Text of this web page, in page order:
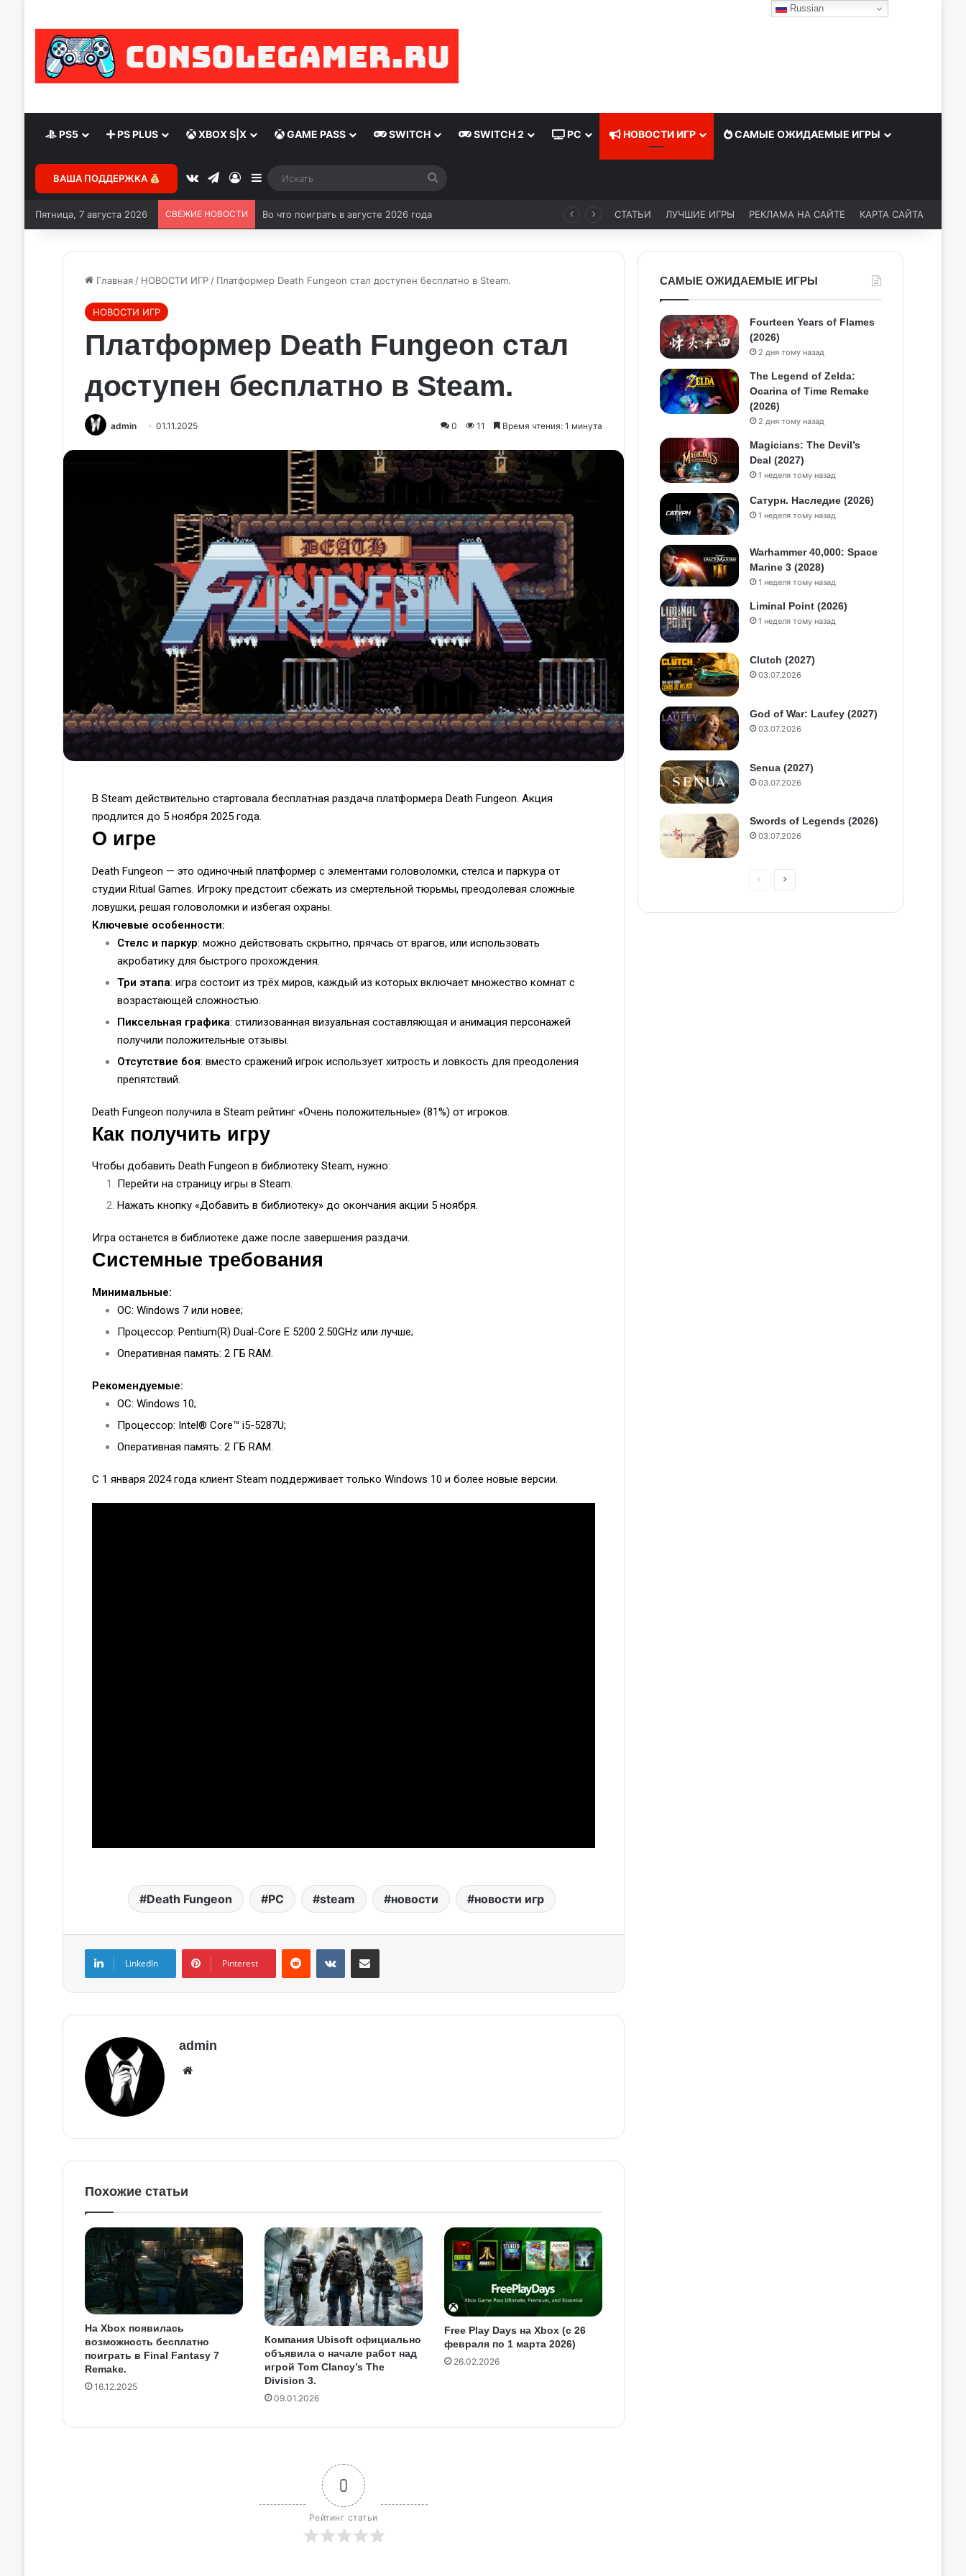
PS5 PS PLUS XBOX S|X GAME PASS SWITCH SWITCH 2 PC НОВОСТИ ИГР САМЫЕ ОЖИДАЕМЫЕ ИГРЫ
ВАША ПОДДЕРЖКА
Пятница, 7 августа 2026 СВЕЖИЕ НОВОСТИ СТАТЬИ ЛУЧШИЕ ИГРЫ РЕКЛАМА НА САЙТЕ КАРТА САЙТА
Главная / НОВОСТИ ИГР / Платформер Death Fungeon стал доступен бесплатно в Steam.
НОВОСТИ ИГР
Платформер Death Fungeon стал
доступен бесплатно в Steam.
admin 01.11.2025 0 11 Время чтения: 1 минута
В Steam действительно стартовала бесплатная раздача платформера Death Fungeon. Акция
продлится до 5 ноября 2025 года.
О игре
Death Fungeon — это одиночный платформер с элементами головоломки, стелса и паркура от
студии Ritual Games. Игроку предстоит сбежать из смертельной тюрьмы, преодолевая сложные
ловушки, решая головоломки и избегая охраны.
Ключевые особенности:
Стелс и паркур: можно действовать скрытно, прячась от врагов, или использовать
акробатику для быстрого прохождения.
Три этапа: игра состоит из трёх миров, каждый из которых включает множество комнат с
возрастающей сложностью.
Пиксельная графика: стилизованная визуальная составляющая и анимация персонажей
получили положительные отзывы.
Отсутствие боя: вместо сражений игрок использует хитрость и ловкость для преодоления
препятствий.
Death Fungeon получила в Steam рейтинг «Очень положительные» (81%) от игроков.
Как получить игру
Чтобы добавить Death Fungeon в библиотеку Steam, нужно:
Перейти на страницу игры в Steam.
Нажать кнопку «Добавить в библиотеку» до окончания акции 5 ноября.
Игра останется в библиотеке даже после завершения раздачи.
Системные требования
Минимальные:
ОС: Windows 7 или новее;
Процессор: Pentium(R) Dual-Core E 5200 2.50GHz или лучше;
Оперативная память: 2 ГБ RAM.
Рекомендуемые:
ОС: Windows 10;
Процессор: Intel® Core™ i5-5287U;
Оперативная память: 2 ГБ RAM.
С 1 января 2024 года клиент Steam поддерживает только Windows 10 и более новые версии.
Death Fungeon PC steam новости новости игр
LinkedIn Pinterest
admin
Похожие статьи
На Xbox появилась
возможность бесплатно
поиграть в Final Fantasy 7
Remake.
16.12.2025
Компания Ubisoft официально
объявила о начале работ над
игрой Tom Clancy’s The
Division 3.
09.01.2026
Free Play Days на Xbox (c 26
февраля по 1 марта 2026)
26.02.2026
0
Рейтинг статьи
САМЫЕ ОЖИДАЕМЫЕ ИГРЫ
Fourteen Years of Flames
(2026)
2 дня тому назад
The Legend of Zelda:
Ocarina of Time Remake
(2026)
2 дня тому назад
Magicians: The Devil’s
Deal (2027)
1 неделя тому назад
Сатурн. Наследие (2026)
1 неделя тому назад
Warhammer 40,000: Space
Marine 3 (2028)
1 неделя тому назад
Liminal Point (2026)
1 неделя тому назад
Clutch (2027)
03.07.2026
God of War: Laufey (2027)
03.07.2026
Senua (2027)
03.07.2026
Swords of Legends (2026)
03.07.2026
Russian